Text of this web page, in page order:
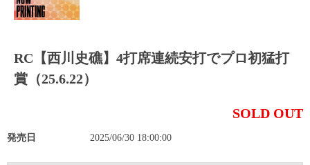
RC【西川史礁】4打席連続安打でプロ初猛打
賞（25.6.22）
SOLD OUT
発売日 2025/06/30 18:00:00